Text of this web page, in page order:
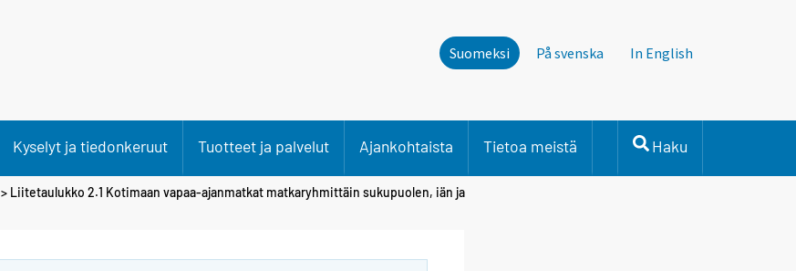
Suomeksi På svenska In English
Kyselyt ja tiedonkeruut Tuotteet ja palvelut Ajankohtaista Tietoa meistä Haku
> Liitetaulukko 2.1 Kotimaan vapaa-ajanmatkat matkaryhmittäin sukupuolen, iän ja